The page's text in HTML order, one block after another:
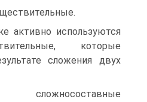
активно используются
которые
сложения двух